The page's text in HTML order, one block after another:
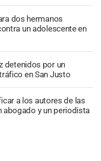
dos hermanos
un adolescente en
detenidos por un
en San Justo
a los autores de las
abogado y un periodista